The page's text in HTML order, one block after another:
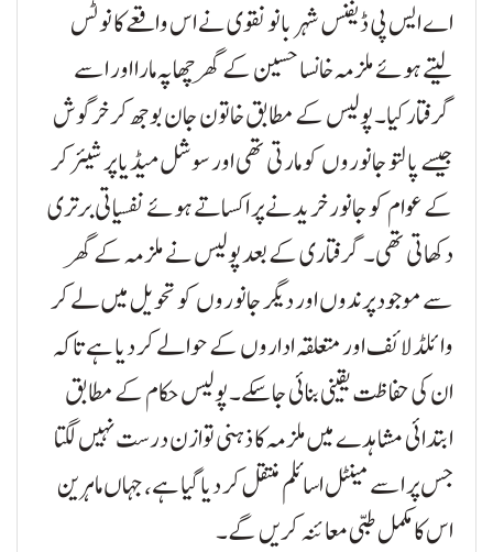
اے ایس پی ڈیفنس شہر بانو نقوی نے اس واقعے کا نوٹس
لیتے ہوئے ملزمہ خانسا حسین کے گھر چھاپہ مارا اور اسے
گرفتار کیا۔ پولیس کے مطابق خاتون جان بوجھ کر خرگوش
جیسے پالتو جانوروں کو مارتی تھی اور سوشل میڈیا پر شیئر کر
کے عوام کو جانور خریدنے پر اکساتے ہوئے نفسیاتی برتری
دکھاتی تھی۔گرفتاری کے بعد پولیس نے ملزمہ کے گھر
سے موجود پرندوں اور دیگر جانوروں کو تحویل میں لے کر
وائلڈ لائف اور متعلقہ اداروں کے حوالے کر دیا ہے تاکہ
ان کی حفاظت یقینی بنائی جا سکے۔ پولیس حکام کے مطابق
ابتدائی مشاہدے میں ملزمہ کا ذہنی توازن درست نہیں لگتا
جس پر اسے مینٹل اسائلم منتقل کر دیا گیا ہے، جہاں ماہرین
اس کا مکمل طبی معائنہ کریں گے۔